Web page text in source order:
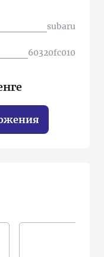
subaru
60320fc010